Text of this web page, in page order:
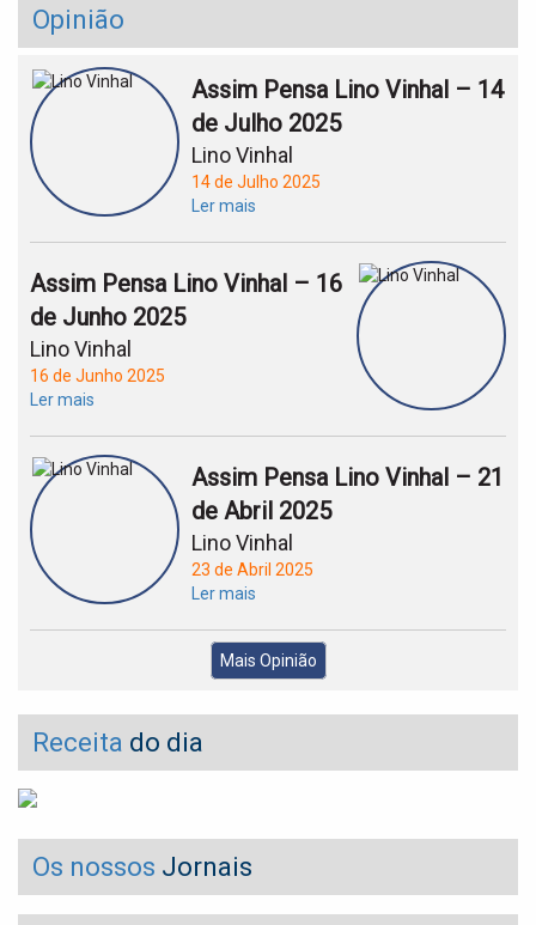
Opinião
Assim Pensa Lino Vinhal – 14
de Julho 2025
Lino Vinhal
14 de Julho 2025
Ler mais
Assim Pensa Lino Vinhal – 16
de Junho 2025
Lino Vinhal
16 de Junho 2025
Ler mais
Assim Pensa Lino Vinhal – 21
de Abril 2025
Lino Vinhal
23 de Abril 2025
Ler mais
Mais Opinião
Receita do dia
Os nossos Jornais